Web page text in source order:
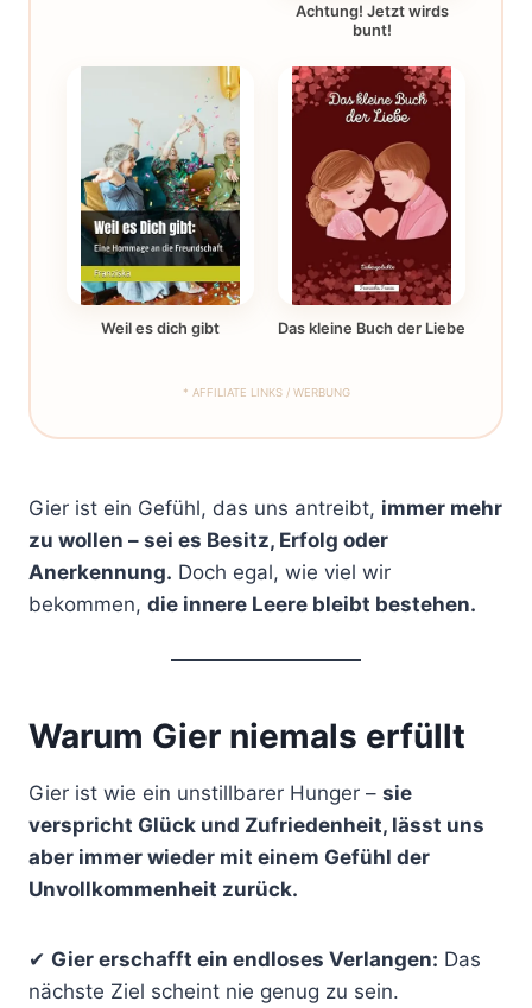
Achtung! Jetzt wirds
bunt!
Weil es dich gibt Das kleine Buch der Liebe
* AFFILIATE LINKS / WERBUNG
Gier ist ein Gefühl, das uns antreibt, immer mehr
zu wollen – sei es Besitz, Erfolg oder
Anerkennung. Doch egal, wie viel wir
bekommen, die innere Leere bleibt bestehen.
Warum Gier niemals erfüllt
Gier ist wie ein unstillbarer Hunger – sie
verspricht Glück und Zufriedenheit, lässt uns
aber immer wieder mit einem Gefühl der
Unvollkommenheit zurück.
✔ Gier erschafft ein endloses Verlangen: Das
nächste Ziel scheint nie genug zu sein.